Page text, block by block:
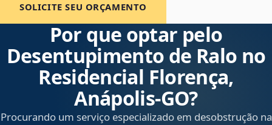
SOLICITE SEU ORÇAMENTO
Por que optar pelo
Desentupimento de Ralo no
Residencial Florença,
Anápolis‑GO?
Procurando um serviço especializado em desobstrução na